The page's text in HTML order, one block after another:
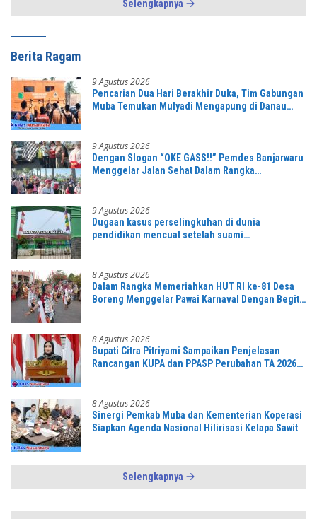
Selengkapnya
Berita Ragam
9 Agustus 2026
Pencarian Dua Hari Berakhir Duka, Tim Gabungan
Muba Temukan Mulyadi Mengapung di Danau
9 Agustus 2026
Dengan Slogan “OKE GASS!!” Pemdes Banjarwaru
Menggelar Jalan Sehat Dalam Rangka
9 Agustus 2026
Dugaan kasus perselingkuhan di dunia
pendidikan mencuat setelah suami
8 Agustus 2026
Dalam Rangka Memeriahkan HUT RI ke-81 Desa
Boreng Menggelar Pawai Karnaval Dengan Begitu
8 Agustus 2026
Bupati Citra Pitriyami Sampaikan Penjelasan
Rancangan KUPA dan PPASP Perubahan TA 2026
8 Agustus 2026
Sinergi Pemkab Muba dan Kementerian Koperasi
Siapkan Agenda Nasional Hilirisasi Kelapa Sawit
Selengkapnya